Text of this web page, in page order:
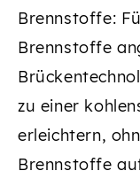
Brennstoffe:
Brennstoffe
zu einer
erleichtern,
Brennstoffe